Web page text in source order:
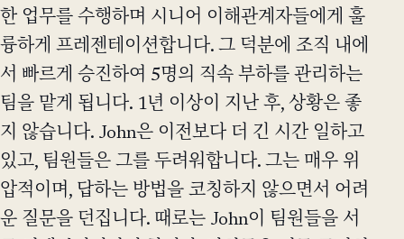
한 업무를 수행하며 시니어 이해관계자들에게 훌
륭하게 프레젠테이션합니다. 그 덕분에 조직 내에
서 빠르게 승진하여 5명의 직속 부하를 관리하는
팀을 맡게 됩니다. 1년 이상이 지난 후, 상황은 좋
지 않습니다. John은 이전보다 더 긴 시간 일하고
있고, 팀원들은 그를 두려워합니다. 그는 매우 위
압적이며, 답하는 방법을 코칭하지 않으면서 어려
운 질문을 던집니다. 때로는 John이 팀원들을 서